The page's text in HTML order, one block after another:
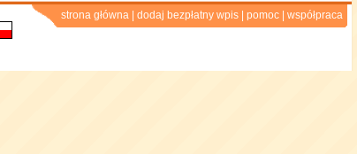
strona główna dodaj bezpłatny wpis pomoc współpraca